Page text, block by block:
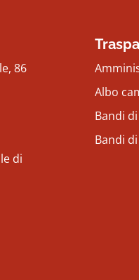
86
di
Albo
Bandi
Bandi